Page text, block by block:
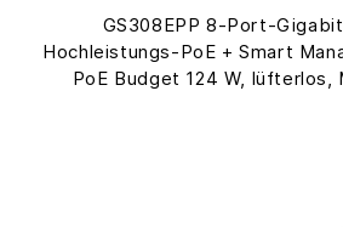
GS308EPP 8-Port-
Hochleistungs-PoE + Smart
PoE Budget 124 W, lüfterlos,